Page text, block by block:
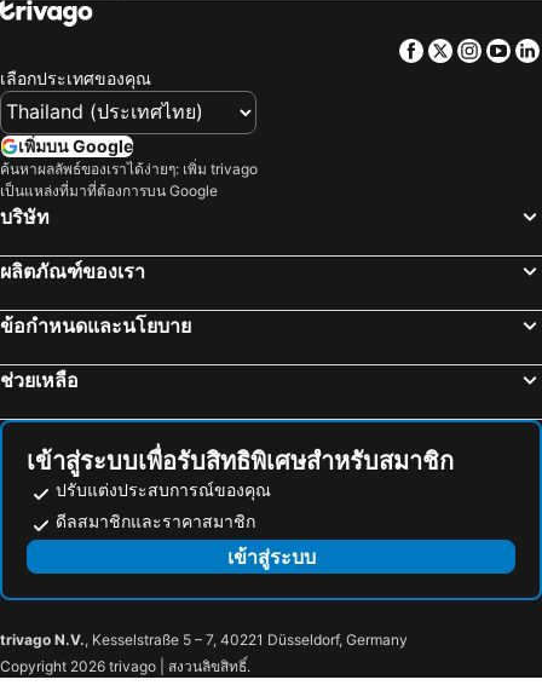
Facebook
Twitter
เลือกประเทศของคุณ
เพิ่มบน Google
ค้นหาผลลัพธ์ของเราได้ง่ายๆ: เพิ่ม trivago
เป็นแหล่งที่มาที่ต้องการบน Google
บริษัท
ผลิตภัณฑ์ของเรา
ข้อกำหนดและนโยบาย
ช่วยเหลือ
เข้าสู่ระบบเพื่อรับสิทธิพิเศษสำหรับสมาชิก
ปรับแต่งประสบการณ์ของคุณ
ดีลสมาชิกและราคาสมาชิก
เข้าสู่ระบบ
trivago N.V., Kesselstraße 5 – 7, 40221 Düsseldorf, Germany
Copyright 2026 trivago | สงวนลิขสิทธิ์.